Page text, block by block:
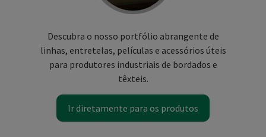
Descubra o nosso portfólio abrangente de
linhas, entretelas, películas e acessórios úteis
para produtores industriais de bordados e
têxteis.
Ir diretamente para os produtos